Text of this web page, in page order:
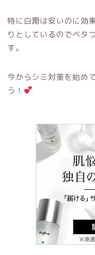
特に白潤は安いのに効
りとしているのでベタ
す。
今からシミ対策を始め
う！